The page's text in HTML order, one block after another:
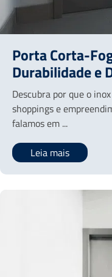
Porta Corta-
Durabilidade e
Descubra por que o
shoppings e
falamos em ...
Leia mais